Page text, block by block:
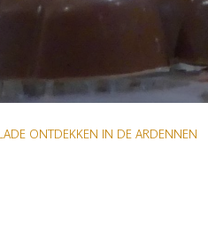
ONTDEKKEN IN DE ARDENNEN